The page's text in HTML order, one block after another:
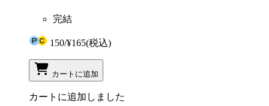
完結
150/¥165(税込)
カートに追加
カートに追加しました